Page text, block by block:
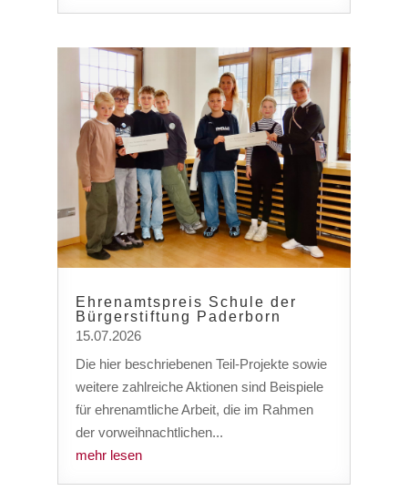
Ehrenamtspreis Schule der
Bürgerstiftung Paderborn
15.07.2026
Die hier beschriebenen Teil-Projekte sowie
weitere zahlreiche Aktionen sind Beispiele
für ehrenamtliche Arbeit, die im Rahmen
der vorweihnachtlichen...
mehr lesen